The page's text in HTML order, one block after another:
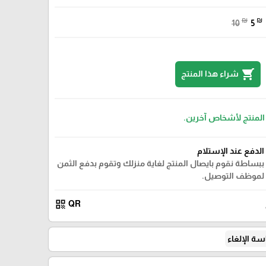
10 ₪ 5 ₪
shopping_cart شراء هذا المنتج
المنتج لأشخاص آخرين.
الدفع عند الإستلام
ببساطة نقوم بايصال المنتج لغاية منزلك وتقوم بدفع الثمن
لموظف التوصيل.
QR
qr_code
الإلغاء